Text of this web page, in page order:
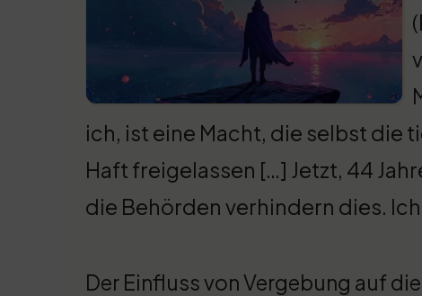
ich, ist eine Macht, die selbst die
Haft freigelassen […] Jetzt, 44
die Behörden verhindern dies.
Der Einfluss von Vergebung auf